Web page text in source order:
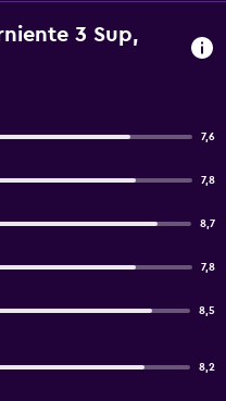
3 Sup,
7,6
7,8
8,7
7,8
8,5
8,2